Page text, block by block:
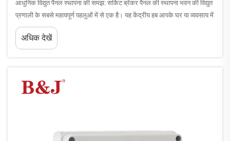
आधुनिक विद्युत पैनल स्थापना की समझ: सर्किट ब्रेकर पैनल की स्थापना भवन की विद्युत
प्रणाली के सबसे महत्वपूर्ण पहलुओं में से एक है। यह केंद्रीय हब आपके घर या व्यवसाय में
बिजली का वितरण करता है, साथ ही सुरक्षा प्रदान करता है...
अधिक देखें